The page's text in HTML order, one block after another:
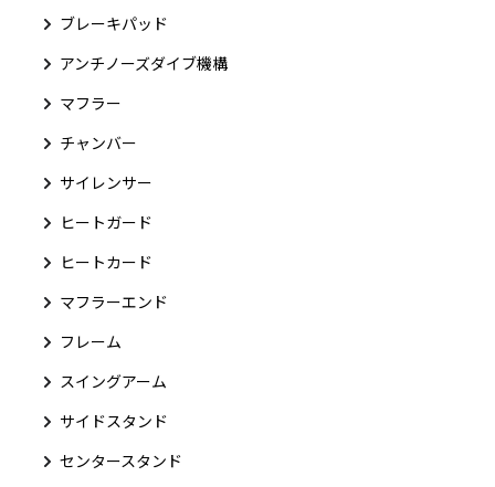
ブレーキパッド
アンチノーズダイブ機構
マフラー
チャンバー
サイレンサー
ヒートガード
ヒートカード
マフラーエンド
フレーム
スイングアーム
サイドスタンド
センタースタンド